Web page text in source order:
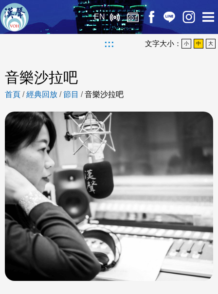
EN
::: 文字大小： 小 中 大
音樂沙拉吧
首頁 /經典回放 /節目 /音樂沙拉吧